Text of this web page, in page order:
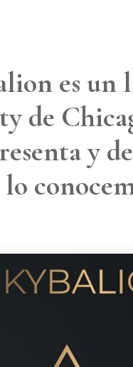
es un
de
y
lo